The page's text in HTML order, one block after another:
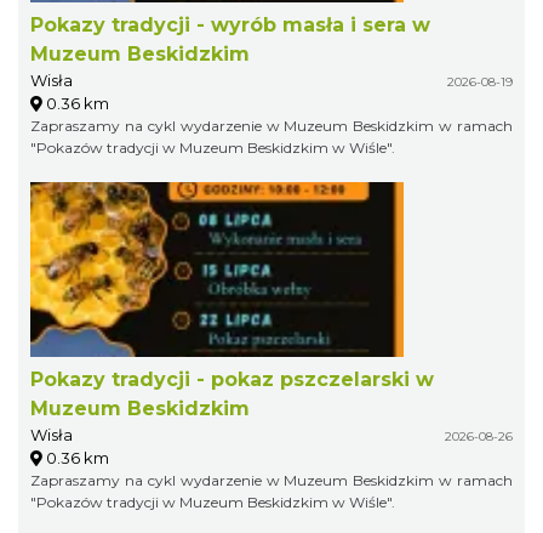
Pokazy tradycji - wyrób masła i sera w
Muzeum Beskidzkim
Wisła 2026-08-19
0.36 km
Zapraszamy na cykl wydarzenie w Muzeum Beskidzkim w ramach
"Pokazów tradycji w Muzeum Beskidzkim w Wiśle".
Pokazy tradycji - pokaz pszczelarski w
Muzeum Beskidzkim
Wisła 2026-08-26
0.36 km
Zapraszamy na cykl wydarzenie w Muzeum Beskidzkim w ramach
"Pokazów tradycji w Muzeum Beskidzkim w Wiśle".